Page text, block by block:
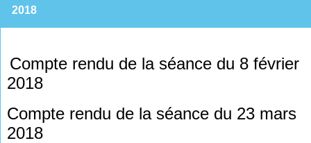
2018
Compte rendu de la séance du 8 février
2018
Compte rendu de la séance du 23 mars
2018